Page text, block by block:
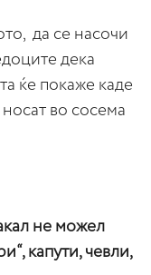
да се насочи
дека
ќе покаже каде
во сосема
не можел
капути, чевли,